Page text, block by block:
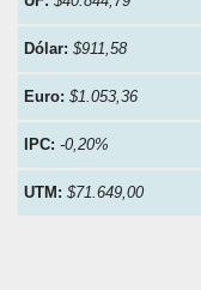
Dólar: $911,58
Euro: $1.053,36
IPC: -0,20%
UTM: $71.649,00